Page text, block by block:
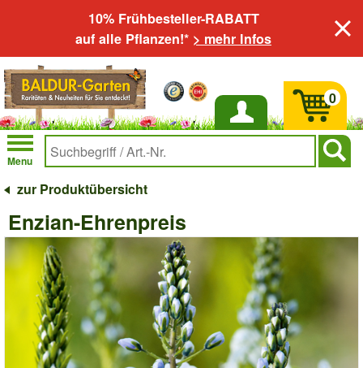
10% Frühbesteller-RABATT
auf alle Pflanzen!* > mehr Infos
Anmelden
Menu
0
zur Produktübersicht
Enzian-Ehrenpreis